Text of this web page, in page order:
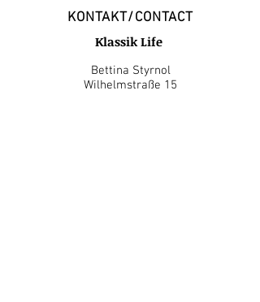
KONTAKT/CONTACT
Klassik Life
Bettina Styrnol
Wilhelmstraße 15